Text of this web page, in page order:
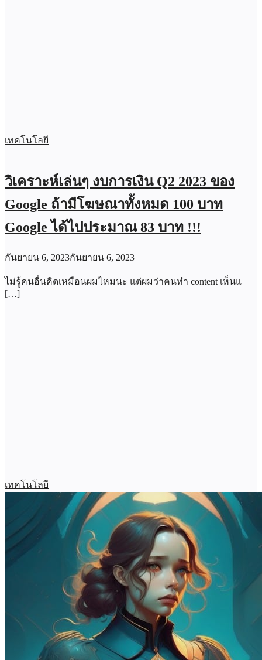
เทคโนโลยี
วิเคราะห์เล่นๆ งบการเงิน Q2 2023 ของ
Google ถ้ามีโฆษณาทั้งหมด 100 บาท
Google ได้ไปประมาณ 83 บาท !!!
กันยายน 6, 2023กันยายน 6, 2023
ไม่รู้คนอื่นคิดเหมือนผมไหมนะ แต่ผมว่าคนทำ content เห็นแ
[…]
เทคโนโลยี